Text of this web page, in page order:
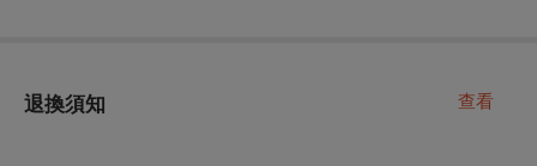
退換須知 查看